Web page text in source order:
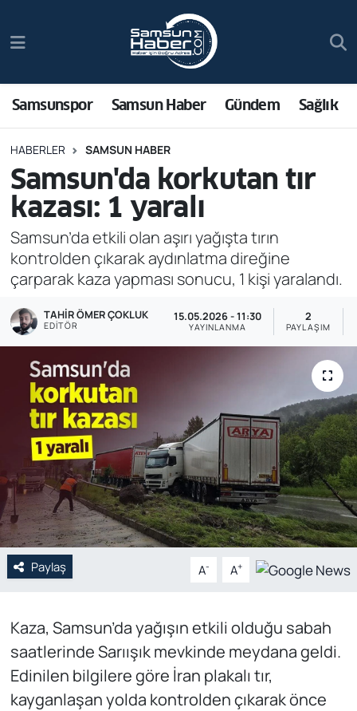
Samsunspor Samsun Haber Gündem Sağlık
HABERLER SAMSUN HABER
Samsun'da korkutan tır
kazası: 1 yaralı
Samsun’da etkili olan aşırı yağışta tırın
kontrolden çıkarak aydınlatma direğine
çarparak kaza yapması sonucu, 1 kişi yaralandı.
TAHIR ÖMER ÇOKLUK
EDITÖR
15.05.2026 - 11:30
YAYINLANMA
2
PAYLAŞIM
Paylaş A- A+
Kaza, Samsun’da yağışın etkili olduğu sabah
saatlerinde Sarıışık mevkinde meydana geldi.
Edinilen bilgilere göre İran plakalı tır,
kayganlaşan yolda kontrolden çıkarak önce
Samsun Haber
Sağlık
Asayiş
Bilim ve Teknoloji
Bölge
Dünya
Ekonomi
Genel
Gündem
Özel Haber
POLİTİKA
Siyaset
Web Tv
Yerel
Trafik Durumu
Süper Lig Puan Durumu ve Fikstür
Tüm Manşetler
Son Dakika Haberleri
Haber Arşivi